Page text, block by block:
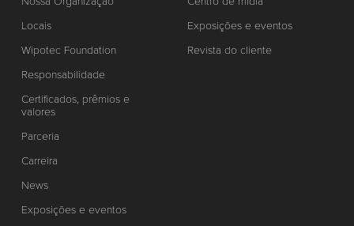
Locais
Wipotec Foundation
Responsabilidade
Certificados, prêmios e
valores
Parceria
Carreira
News
Exposições e eventos
Exposições e eventos
Revista do cliente